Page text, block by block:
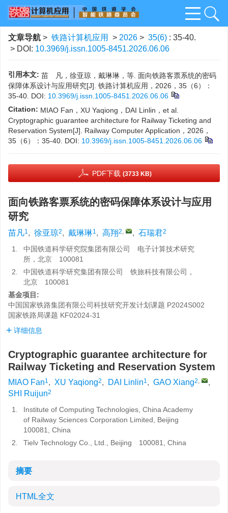
文章导航 > 铁路计算机应用 > 2026 > 35(6) : 35-40.
> DOI: 10.3969/j.issn.1005-8451.2026.06.06
引用本文: 苗 凡，徐亚琼，戴琳琳，等. 面向铁路客票系统的密码
保障体系设计与应用研究[J]. 铁路计算机应用，2026，35（6）：
35-40. DOI: 10.3969/j.issn.1005-8451.2026.06.06
Citation: MIAO Fan，XU Yaqiong，DAI Linlin，et al.
Cryptographic guarantee architecture for Railway Ticketing and
Reservation System[J]. Railway Computer Application，2026，
35（6）：35-40. DOI: 10.3969/j.issn.1005-8451.2026.06.06
PDF下载 (3733 KB)
面向铁路客票系统的密码保障体系设计与应用
研究
苗凡1, 徐亚琼2, 戴琳琳1, 高翔2, , 石瑞君2
1.
中国铁道科学研究院集团有限公司 电子计算技术研究
所，北京 100081
2.
中国铁道科学研究集团有限公司 铁旅科技有限公司，
北京 100081
基金项目:
中国国家铁路集团有限公司科技研究开发计划课题 P2024S002
国家铁路局课题 KF02024-31
详细信息
Cryptographic guarantee architecture for
Railway Ticketing and Reservation System
MIAO Fan1, XU Yaqiong2, DAI Linlin1, GAO Xiang2,
,
SHI Ruijun2
1.
Institute of Computing Technologies, China Academy
of Railway Sciences Corporation Limited, Beijing
100081, China
2.
Tielv Technology Co., Ltd., Beijing 100081, China
摘要
HTML全文